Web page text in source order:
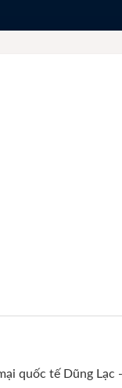
quốc tế Dũng Lạc